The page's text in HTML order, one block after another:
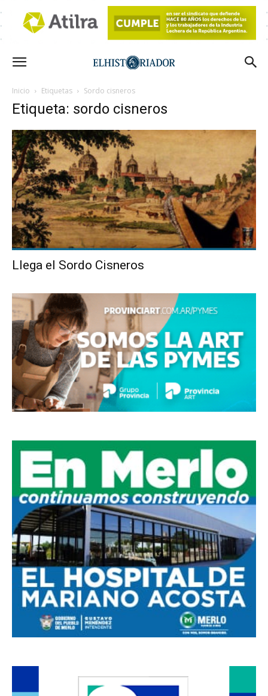
Inicio Etiquetas Sordo cisneros
Etiqueta: sordo cisneros
Llega el Sordo Cisneros